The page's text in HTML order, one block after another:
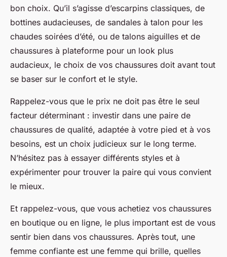
bon choix. Qu’il s’agisse d’escarpins classiques, de
bottines audacieuses, de sandales à talon pour les
chaudes soirées d’été, ou de talons aiguilles et de
chaussures à plateforme pour un look plus
audacieux, le choix de vos chaussures doit avant tout
se baser sur le confort et le style.
Rappelez-vous que le prix ne doit pas être le seul
facteur déterminant : investir dans une paire de
chaussures de qualité, adaptée à votre pied et à vos
besoins, est un choix judicieux sur le long terme.
N’hésitez pas à essayer différents styles et à
expérimenter pour trouver la paire qui vous convient
le mieux.
Et rappelez-vous, que vous achetiez vos chaussures
en boutique ou en ligne, le plus important est de vous
sentir bien dans vos chaussures. Après tout, une
femme confiante est une femme qui brille, quelles